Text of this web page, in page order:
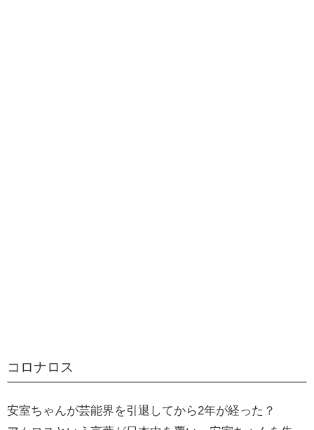
コロナロス
安室ちゃんが芸能界を引退してから2年が経った？